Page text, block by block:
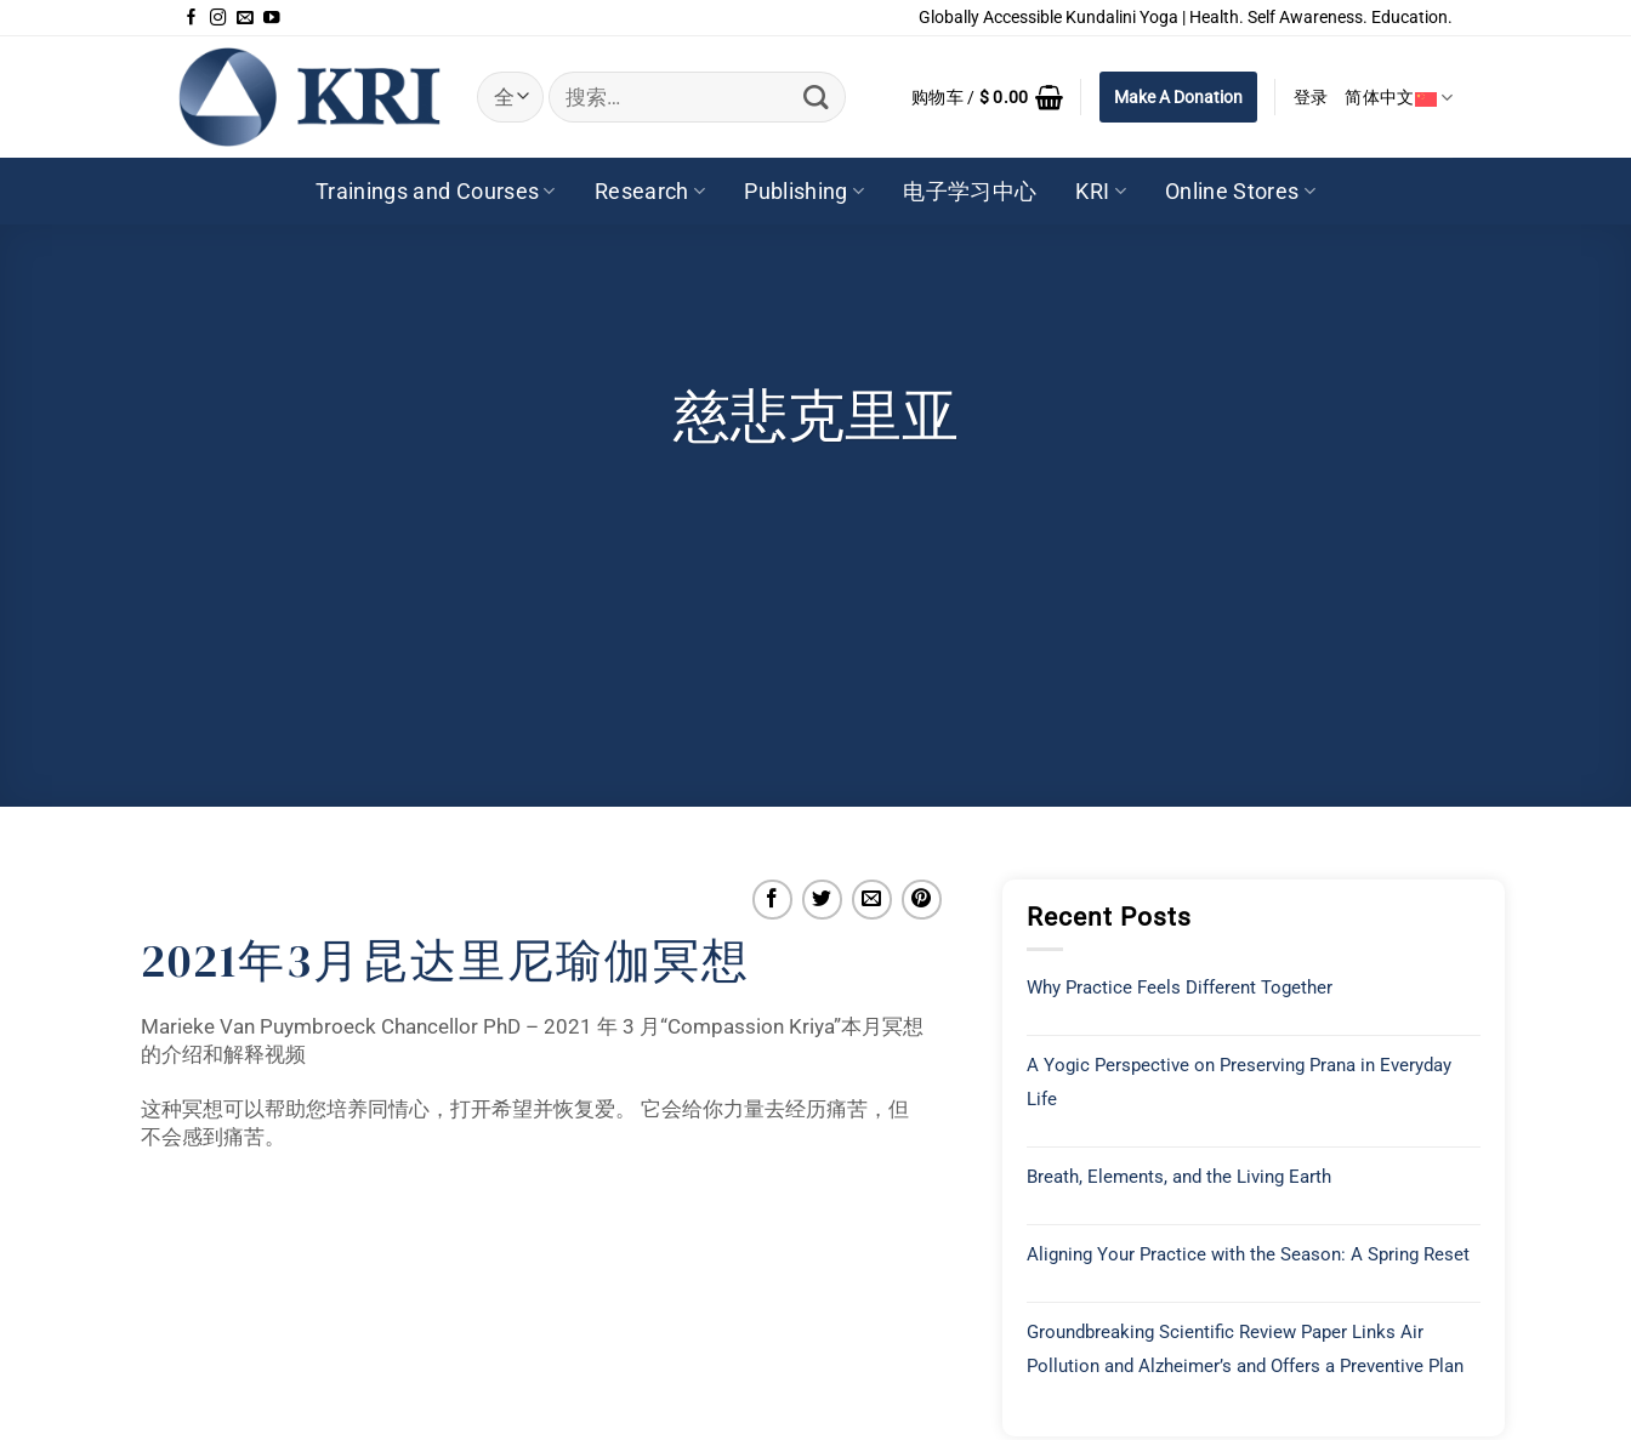
Globally Accessible Kundalini Yoga | Health. Self Awareness. Education.
搜
索：
购物车 / $0.00 Make A Donation 登录 简体中文
Trainings and Courses Research Publishing 电子学习中心 KRI Online Stores
慈悲克里亚
2021年3月昆达里尼瑜伽冥想
Marieke Van Puymbroeck Chancellor PhD – 2021 年 3 月“Compassion Kriya”本月冥想
的介绍和解释视频
这种冥想可以帮助您培养同情心，打开希望并恢复爱。 它会给你力量去经历痛苦，但
不会感到痛苦。
Recent Posts
Why Practice Feels Different Together
A Yogic Perspective on Preserving Prana in Everyday
Life
Breath, Elements, and the Living Earth
Aligning Your Practice with the Season: A Spring Reset
Groundbreaking Scientific Review Paper Links Air
Pollution and Alzheimer’s and Offers a Preventive Plan